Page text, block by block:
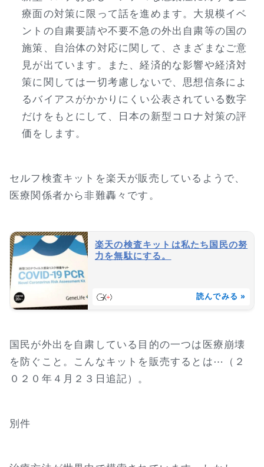
療面の対策に限って話を進めます。大規模イベ
ントの自粛要請や不要不急の外出自粛等の国の
施策、自治体の対応に関して、さまざまなご意
見が出ています。また、経済的な影響や経済対
策に関しては一切考慮しないで、思想信条によ
るバイアスがかかりにくい公表されている数字
だけをもとにして、日本の新型コロナ対策の評
価をします。
セルフ検査キットを楽天が販売しているようで、
医療関係者から非難轟々です。
楽天の検査キットは私たち国民の努
力を無駄にする。
読んでみる »
国民が外出を自粛している目的の一つは医療崩壊
を防ぐこと。こんなキットを販売するとは⋯（２
０２０年４月２３日追記）。
別件